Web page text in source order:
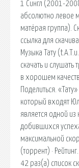
1 Сингл (2001-
абсолютно левое
матёрая группа).
ссылка для
Музыка Тату
скачать и слушать
в хорошем
Поделиться.
который входят
является одной
добившихся
максимальной
(торрент) ·
42 раз(а) список